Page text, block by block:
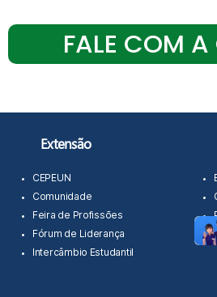
FALE COM A
Extensão
CEPEUN
Comunidade
Feira de Profissões
Fórum de Liderança
Intercâmbio Estudantil